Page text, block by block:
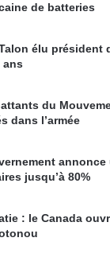
de batteries
élu président
ans
du
dans l’armée
jusqu’à 80%
: le Canada